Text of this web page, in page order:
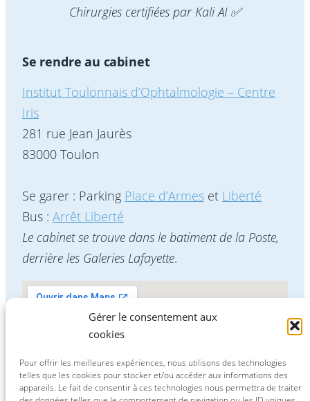
Gérer le consentement aux
cookies
Pour offrir les meilleures expériences, nous utilisons des technologies
telles que les cookies pour stocker et/ou accéder aux informations des
appareils. Le fait de consentir à ces technologies nous permettra de traiter
Chirurgies certifiées par Kali AI ✅
Se rendre au cabinet
Institut Toulonnais d’Ophtalmologie – Centre
Iris
281 rue Jean Jaurès
83000 Toulon
Se garer : Parking Place d’Armes et Liberté
Bus : Arrêt Liberté
Le cabinet se trouve dans le batiment de la Poste,
derrière les Galeries Lafayette.